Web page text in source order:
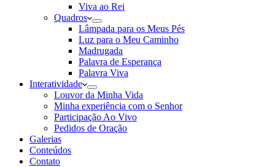
Viva ao Rei
Quadros
Lâmpada para os Meus Pés
Luz para o Meu Caminho
Madrugada
Palavra de Esperança
Palavra Viva
Interatividade
Louvor da Minha Vida
Minha experiência com o Senhor
Participação Ao Vivo
Pedidos de Oração
Galerias
Conteúdos
Contato